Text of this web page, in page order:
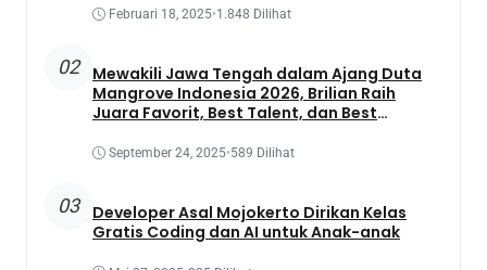
Februari 18, 2025•1.848 Dilihat
02
Mewakili Jawa Tengah dalam Ajang Duta
Mangrove Indonesia 2026, Brilian Raih
Juara Favorit, Best Talent, dan Best
September 24, 2025•589 Dilihat
03
Developer Asal Mojokerto Dirikan Kelas
Gratis Coding dan AI untuk Anak-anak